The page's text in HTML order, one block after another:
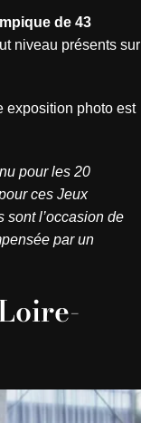
de 43
niveau présents sur
exposition photo est
pour les 20
ces Jeux
sont l’occasion de
par un